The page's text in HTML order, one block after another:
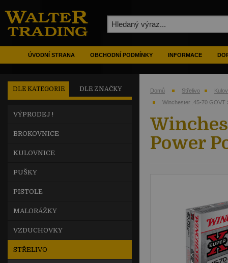
ÚVODNÍ STRANA OBCHODNÍ PODMÍNKY INFORMACE
Domů Střelivo
Winchester .45-70 GOVT
Power
DLE KATEGORIE DLE ZNAČKY
VÝPRODEJ !
BROKOVNICE
KULOVNICE
PUŠKY
PISTOLE
MALORÁŽKY
VZDUCHOVKY
STŘELIVO